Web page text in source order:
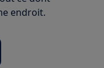
endroit.